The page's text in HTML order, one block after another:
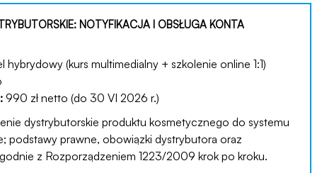
NOTYFIKACJA I OBSŁUGA KONTA
hybrydowy (kurs multimedialny + szkolenie online 1:1)
990 zł netto (do 30 VI 2026 r.)
dystrybutorskie produktu kosmetycznego do systemu
podstawy prawne, obowiązki dystrybutora oraz
z Rozporządzeniem 1223/2009 krok po kroku.